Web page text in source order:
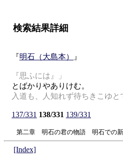
検索結果詳細
『明石（大島本） 』
『思ふには』」
とばかりやありけむ。
入道も、人知れず待ちきこゆと
137/331 138/331 139/331
第二章 明石の君の物語 明石での新
[Index]